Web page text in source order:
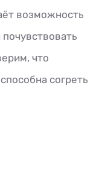
возможность
что
согреть